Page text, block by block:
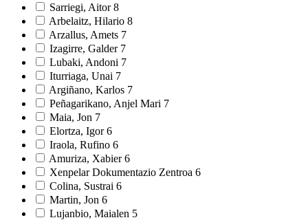
Sarriegi, Aitor8
Arbelaitz, Hilario 8
Arzallus, Amets 7
Izagirre, Galder 7
Lubaki, Andoni 7
Iturriaga, Unai 7
Argiñano, Karlos 7
Peñagarikano, Anjel Mari 7
Maia, Jon 7
Elortza, Igor6
Iraola, Rufino 6
Amuriza, Xabier6
Xenpelar Dokumentazio Zentroa 6
Colina, Sustrai 6
Martin, Jon 6
Lujanbio, Maialen 5